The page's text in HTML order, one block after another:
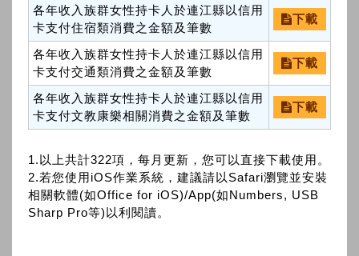
各年收入族群女性持卡人於連江縣以信用
卡支付住宿類消費之金額及筆數
下載
各年收入族群女性持卡人於連江縣以信用
卡支付交通類消費之金額及筆數
下載
各年收入族群女性持卡人於連江縣以信用
卡支付文教康樂相關消費之金額及筆數
下載
1.以上共計322項，每月更新，您可以直接下載使用。
2.若您使用iOS作業系統，建議請以Safari瀏覽並安裝
相關軟體(如Office for iOS)/App(如Numbers, USB
Sharp Pro等)以利閱讀。